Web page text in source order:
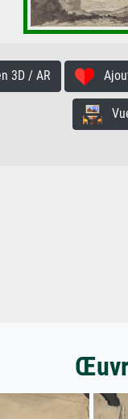
3D / AR
Vue